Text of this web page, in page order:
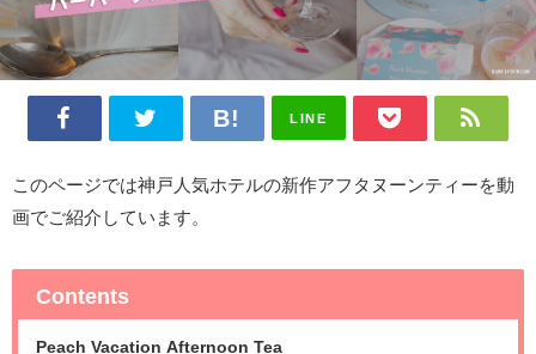
LINE
このページでは神戸人気ホテルの新作アフタヌーンティーを動
画でご紹介しています。
Contents
Peach Vacation Afternoon Tea